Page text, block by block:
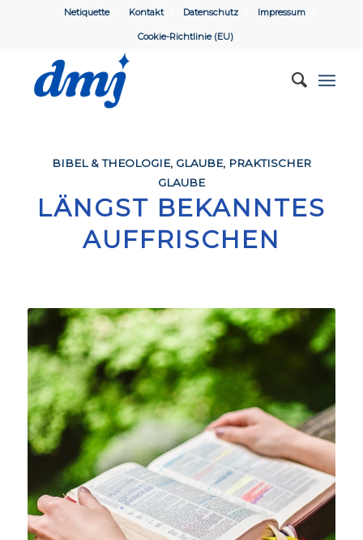
Netiquette Kontakt Datenschutz Impressum
Cookie-Richtlinie (EU)
BIBEL & THEOLOGIE, GLAUBE, PRAKTISCHER
GLAUBE
LÄNGST BEKANNTES
AUFFRISCHEN